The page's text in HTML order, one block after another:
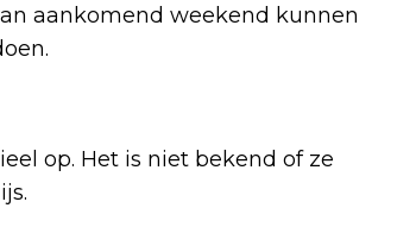
aankomend weekend kunnen
op. Het is niet bekend of ze